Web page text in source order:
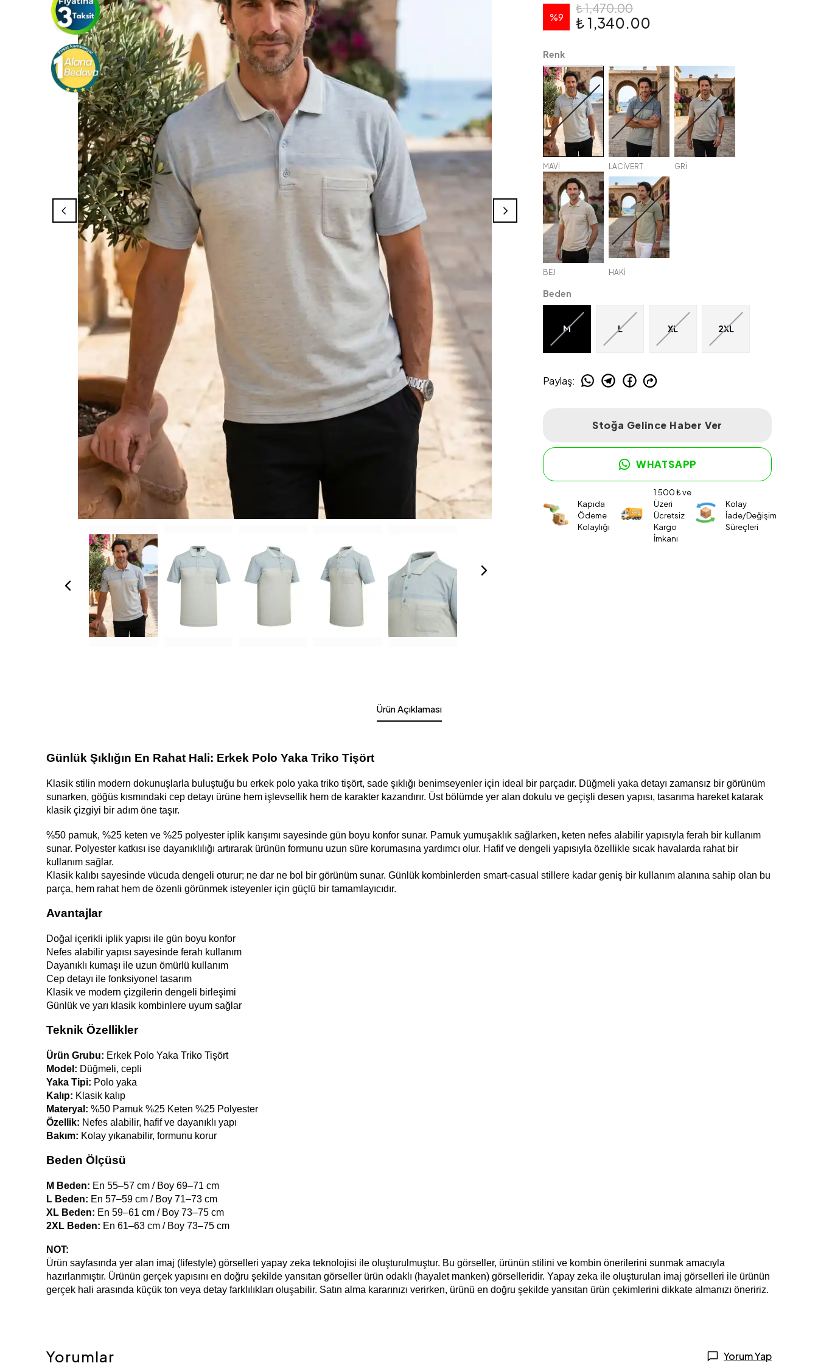
%9
₺ 1,470.00
₺ 1,340.00
Renk
MAVİ LACİVERT GRİ
BEJ HAKİ
Beden
M L XL 2XL
Paylaş:
Stoğa Gelince Haber Ver
WHATSAPP
Kapıda
Ödeme
Kolaylığı
1.500 ₺ ve
Üzeri
Ücretsiz
Kargo
İmkanı
Kolay
İade/Değişim
Süreçleri
Ürün Açıklaması
Günlük Şıklığın En Rahat Hali: Erkek Polo Yaka Triko Tişört
Klasik stilin modern dokunuşlarla buluştuğu bu erkek polo yaka triko tişört, sade şıklığı benimseyenler için ideal bir parçadır. Düğmeli yaka detayı zamansız bir görünüm
sunarken, göğüs kısmındaki cep detayı ürüne hem işlevsellik hem de karakter kazandırır. Üst bölümde yer alan dokulu ve geçişli desen yapısı, tasarıma hareket katarak
klasik çizgiyi bir adım öne taşır.
%50 pamuk, %25 keten ve %25 polyester iplik karışımı sayesinde gün boyu konfor sunar. Pamuk yumuşaklık sağlarken, keten nefes alabilir yapısıyla ferah bir kullanım
sunar. Polyester katkısı ise dayanıklılığı artırarak ürünün formunu uzun süre korumasına yardımcı olur. Hafif ve dengeli yapısıyla özellikle sıcak havalarda rahat bir
kullanım sağlar.
Klasik kalıbı sayesinde vücuda dengeli oturur; ne dar ne bol bir görünüm sunar. Günlük kombinlerden smart-casual stillere kadar geniş bir kullanım alanına sahip olan bu
parça, hem rahat hem de özenli görünmek isteyenler için güçlü bir tamamlayıcıdır.
Avantajlar
Doğal içerikli iplik yapısı ile gün boyu konfor
Nefes alabilir yapısı sayesinde ferah kullanım
Dayanıklı kumaşı ile uzun ömürlü kullanım
Cep detayı ile fonksiyonel tasarım
Klasik ve modern çizgilerin dengeli birleşimi
Günlük ve yarı klasik kombinlere uyum sağlar
Teknik Özellikler
Ürün Grubu: Erkek Polo Yaka Triko Tişört
Model: Düğmeli, cepli
Yaka Tipi: Polo yaka
Kalıp: Klasik kalıp
Materyal: %50 Pamuk %25 Keten %25 Polyester
Özellik: Nefes alabilir, hafif ve dayanıklı yapı
Bakım: Kolay yıkanabilir, formunu korur
Beden Ölçüsü
M Beden: En 55–57 cm / Boy 69–71 cm
L Beden: En 57–59 cm / Boy 71–73 cm
XL Beden: En 59–61 cm / Boy 73–75 cm
2XL Beden: En 61–63 cm / Boy 73–75 cm
NOT:
Ürün sayfasında yer alan imaj (lifestyle) görselleri yapay zeka teknolojisi ile oluşturulmuştur. Bu görseller, ürünün stilini ve kombin önerilerini sunmak amacıyla
hazırlanmıştır. Ürünün gerçek yapısını en doğru şekilde yansıtan görseller ürün odaklı (hayalet manken) görselleridir. Yapay zeka ile oluşturulan imaj görselleri ile ürünün
gerçek hali arasında küçük ton veya detay farklılıkları oluşabilir. Satın alma kararınızı verirken, ürünü en doğru şekilde yansıtan ürün çekimlerini dikkate almanızı öneririz.
Yorumlar Yorum Yap